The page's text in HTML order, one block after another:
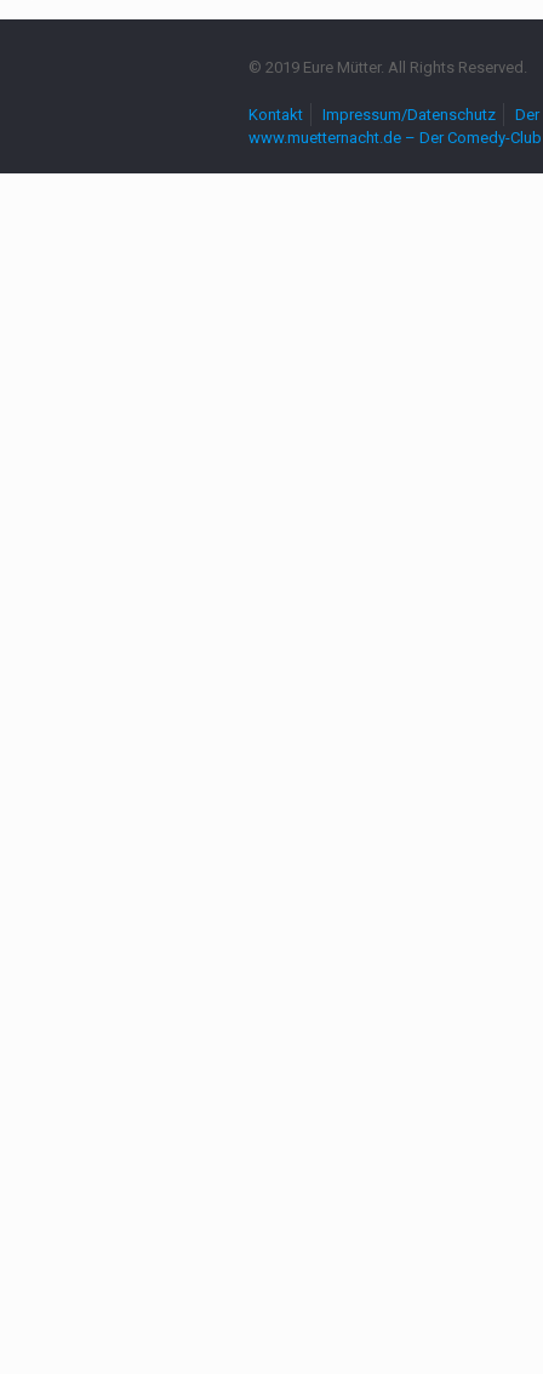
© 2019 Eure Mütter. All Rights Reserved.
Kontakt Impressum/Datenschutz
www.muetternacht.de – Der Comedy-Club